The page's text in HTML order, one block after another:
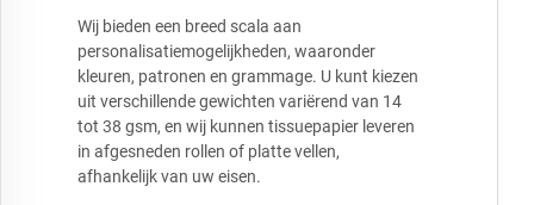
Wij bieden een breed scala aan
personalisatiemogelijkheden, waaronder
kleuren, patronen en grammage. U kunt kiezen
uit verschillende gewichten variërend van 14
tot 38 gsm, en wij kunnen tissuepapier leveren
in afgesneden rollen of platte vellen,
afhankelijk van uw eisen.